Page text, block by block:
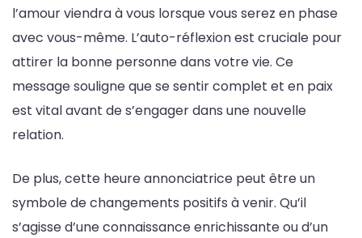
l’amour viendra à vous lorsque vous serez en phase
avec vous-même. L’auto-réflexion est cruciale pour
attirer la bonne personne dans votre vie. Ce
message souligne que se sentir complet et en paix
est vital avant de s’engager dans une nouvelle
relation.
De plus, cette heure annonciatrice peut être un
symbole de changements positifs à venir. Qu’il
s’agisse d’une connaissance enrichissante ou d’un